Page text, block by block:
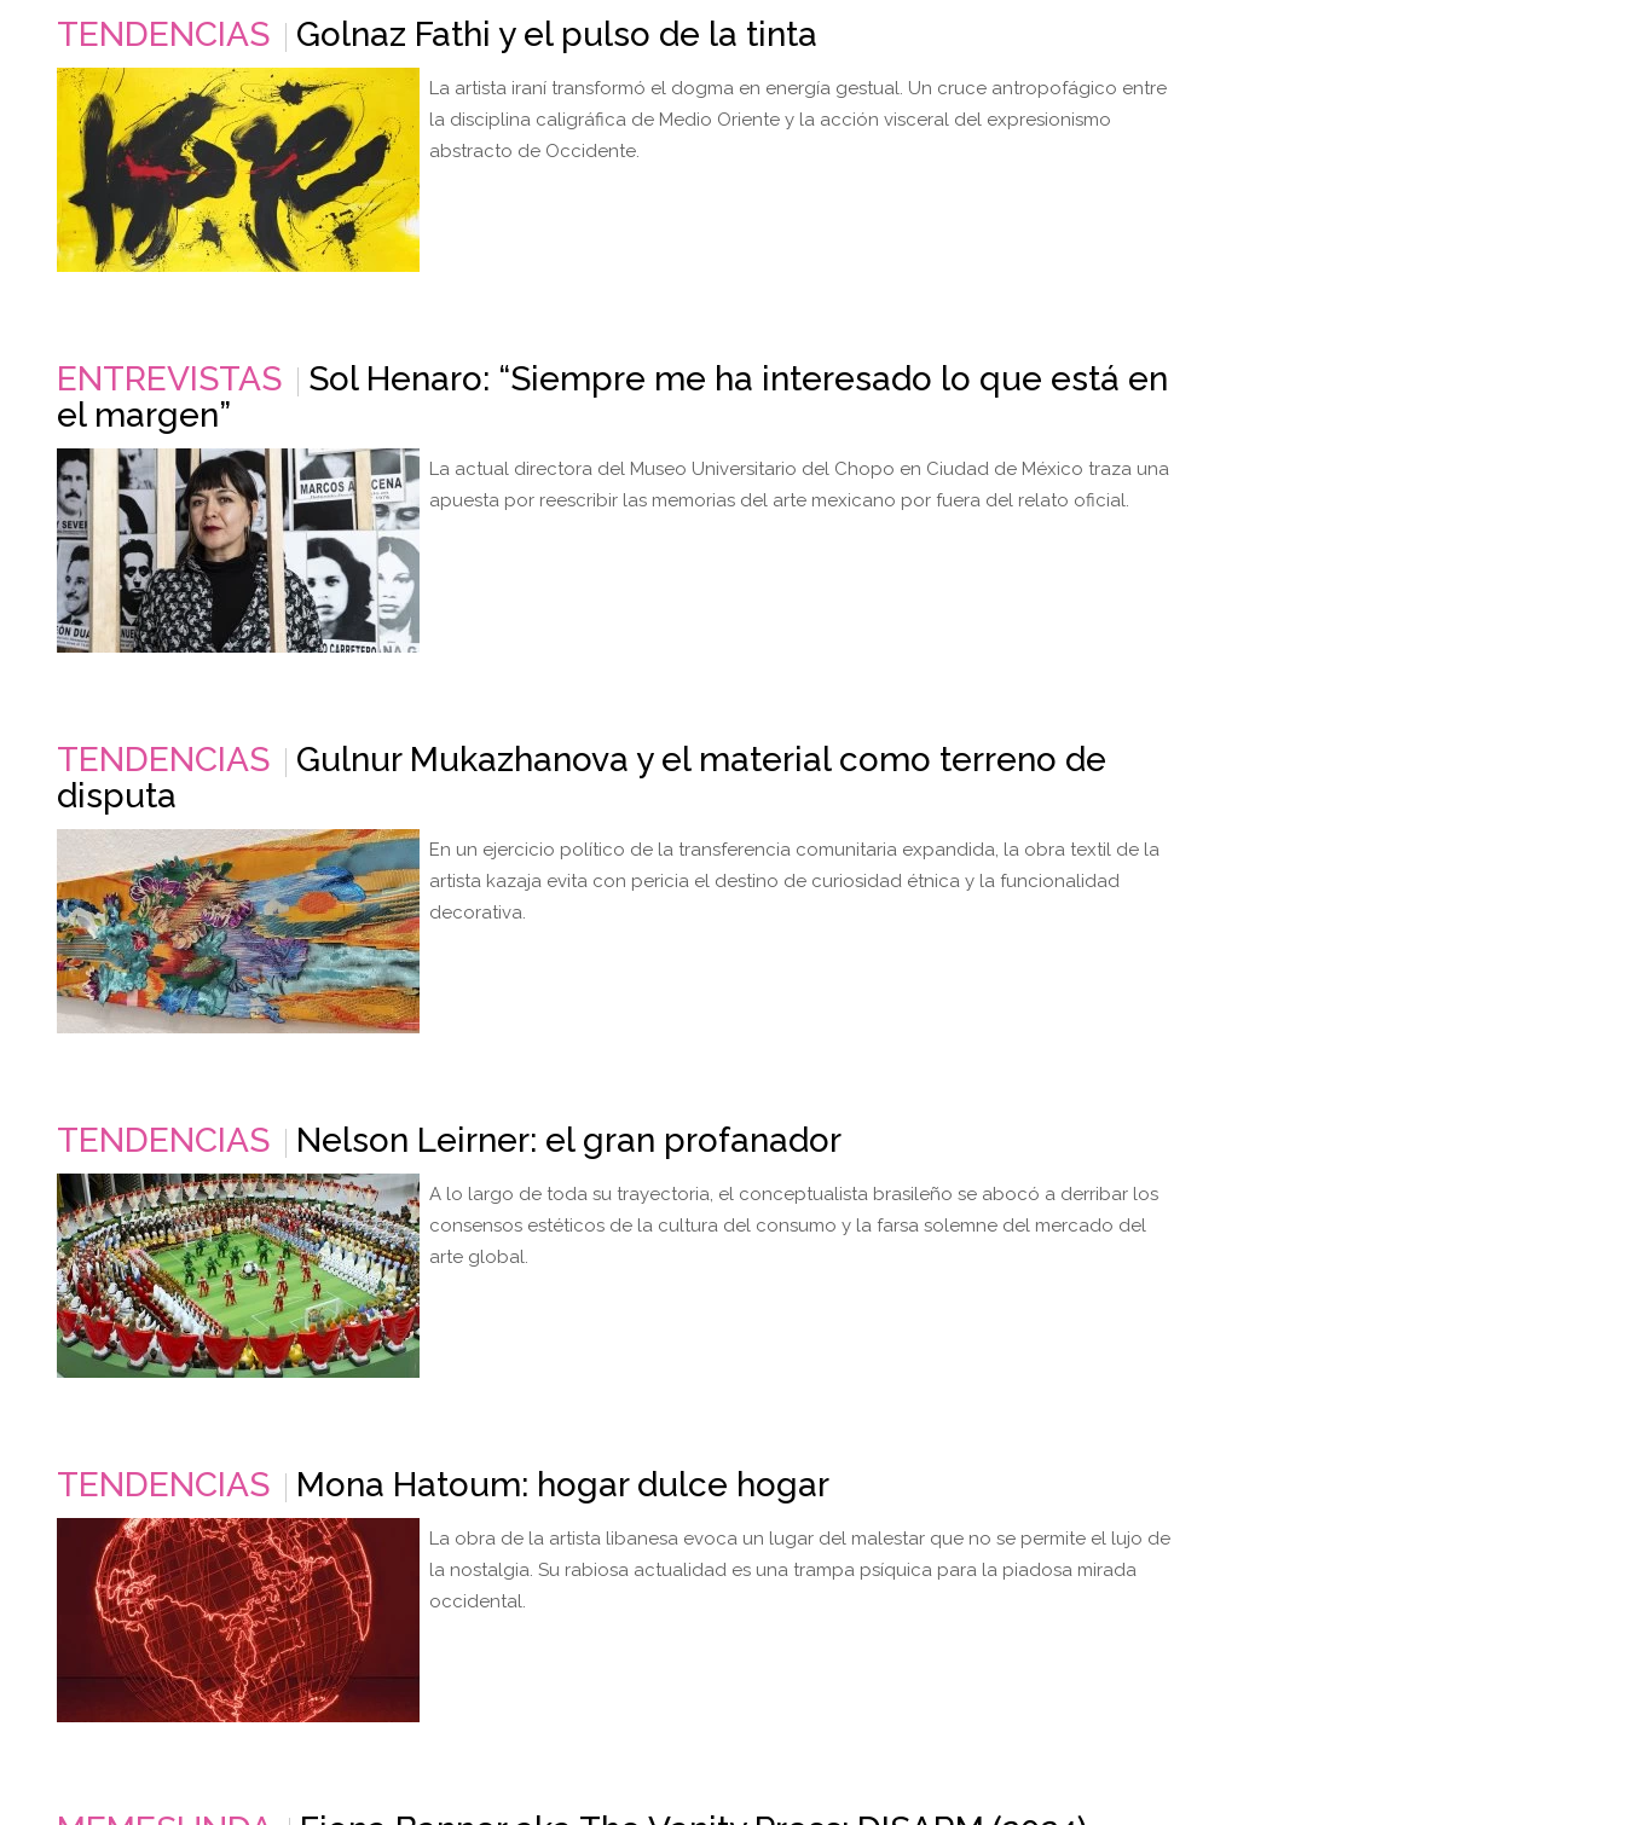
TENDENCIAS Golnaz Fathi y el pulso de la tinta
La artista iraní transformó el dogma en energía gestual. Un cruce antropofágico entre
la disciplina caligráfica de Medio Oriente y la acción visceral del expresionismo
abstracto de Occidente.
ENTREVISTAS
Sol Henaro: “Siempre me ha interesado lo que está en
el margen”
La actual directora del Museo Universitario del Chopo en Ciudad de México traza una
apuesta por reescribir las memorias del arte mexicano por fuera del relato oficial.
TENDENCIAS
Gulnur Mukazhanova y el material como terreno de
disputa
En un ejercicio político de la transferencia comunitaria expandida, la obra textil de la
artista kazaja evita con pericia el destino de curiosidad étnica y la funcionalidad
decorativa.
TENDENCIAS Nelson Leirner: el gran profanador
A lo largo de toda su trayectoria, el conceptualista brasileño se abocó a derribar los
consensos estéticos de la cultura del consumo y la farsa solemne del mercado del
arte global.
TENDENCIAS Mona Hatoum: hogar dulce hogar
La obra de la artista libanesa evoca un lugar del malestar que no se permite el lujo de
la nostalgia. Su rabiosa actualidad es una trampa psíquica para la piadosa mirada
occidental.